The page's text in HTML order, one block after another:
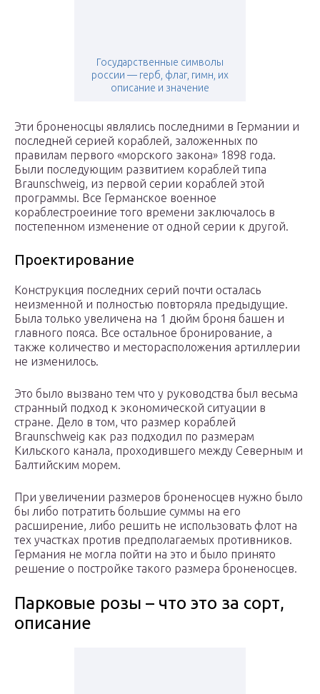
Государственные символы
россии — герб, флаг, гимн, их
описание и значение
Эти броненосцы являлись последними в Германии и
последней серией кораблей, заложенных по
правилам первого «морского закона» 1898 года.
Были последующим развитием кораблей типа
Braunschweig, из первой серии кораблей этой
программы. Все Германское военное
кораблестроеиние того времени заключалось в
постепенном изменение от одной серии к другой.
Проектирование
Конструкция последних серий почти осталась
неизменной и полностью повторяла предыдущие.
Была только увеличена на 1 дюйм броня башен и
главного пояса. Все остальное бронирование, а
также количество и месторасположения артиллерии
не изменилось.
Это было вызвано тем что у руководства был весьма
странный подход к экономической ситуации в
стране. Дело в том, что размер кораблей
Braunschweig как раз подходил по размерам
Кильского канала, проходившего между Северным и
Балтийским морем.
При увеличении размеров броненосцев нужно было
бы либо потратить большие суммы на его
расширение, либо решить не использовать флот на
тех участках против предполагаемых противников.
Германия не могла пойти на это и было принято
решение о постройке такого размера броненосцев.
Парковые розы – что это за сорт,
описание